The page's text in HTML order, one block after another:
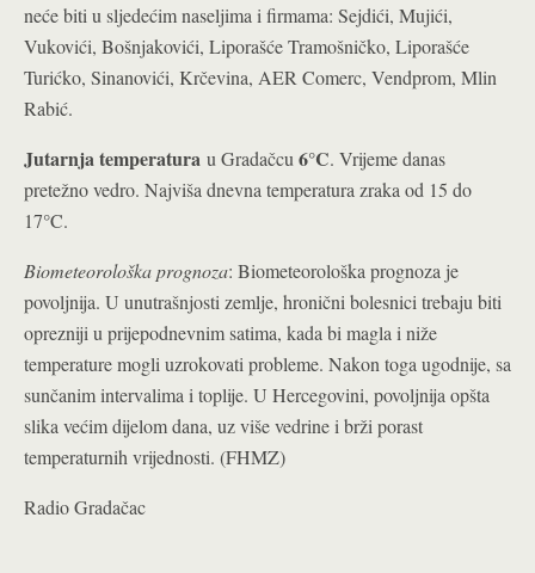
neće biti u sljedećim naseljima i firmama: Sejdići, Mujići,
Vukovići, Bošnjakovići, Liporašće Tramošničko, Liporašće
Turićko, Sinanovići, Krčevina, AER Comerc, Vendprom, Mlin
Rabić.
Jutarnja temperatura u Gradačcu 6°C. Vrijeme danas
pretežno vedro. Najviša dnevna temperatura zraka od 15 do
17°C.
Biometeorološka prognoza: Biometeorološka prognoza je
povoljnija. U unutrašnjosti zemlje, hronični bolesnici trebaju biti
oprezniji u prijepodnevnim satima, kada bi magla i niže
temperature mogli uzrokovati probleme. Nakon toga ugodnije, sa
sunčanim intervalima i toplije. U Hercegovini, povoljnija opšta
slika većim dijelom dana, uz više vedrine i brži porast
temperaturnih vrijednosti. (FHMZ)
Radio Gradačac